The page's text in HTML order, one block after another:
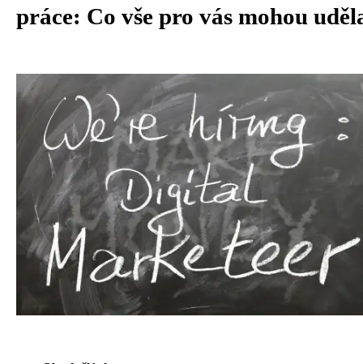
práce: Co vše pro vás mohou